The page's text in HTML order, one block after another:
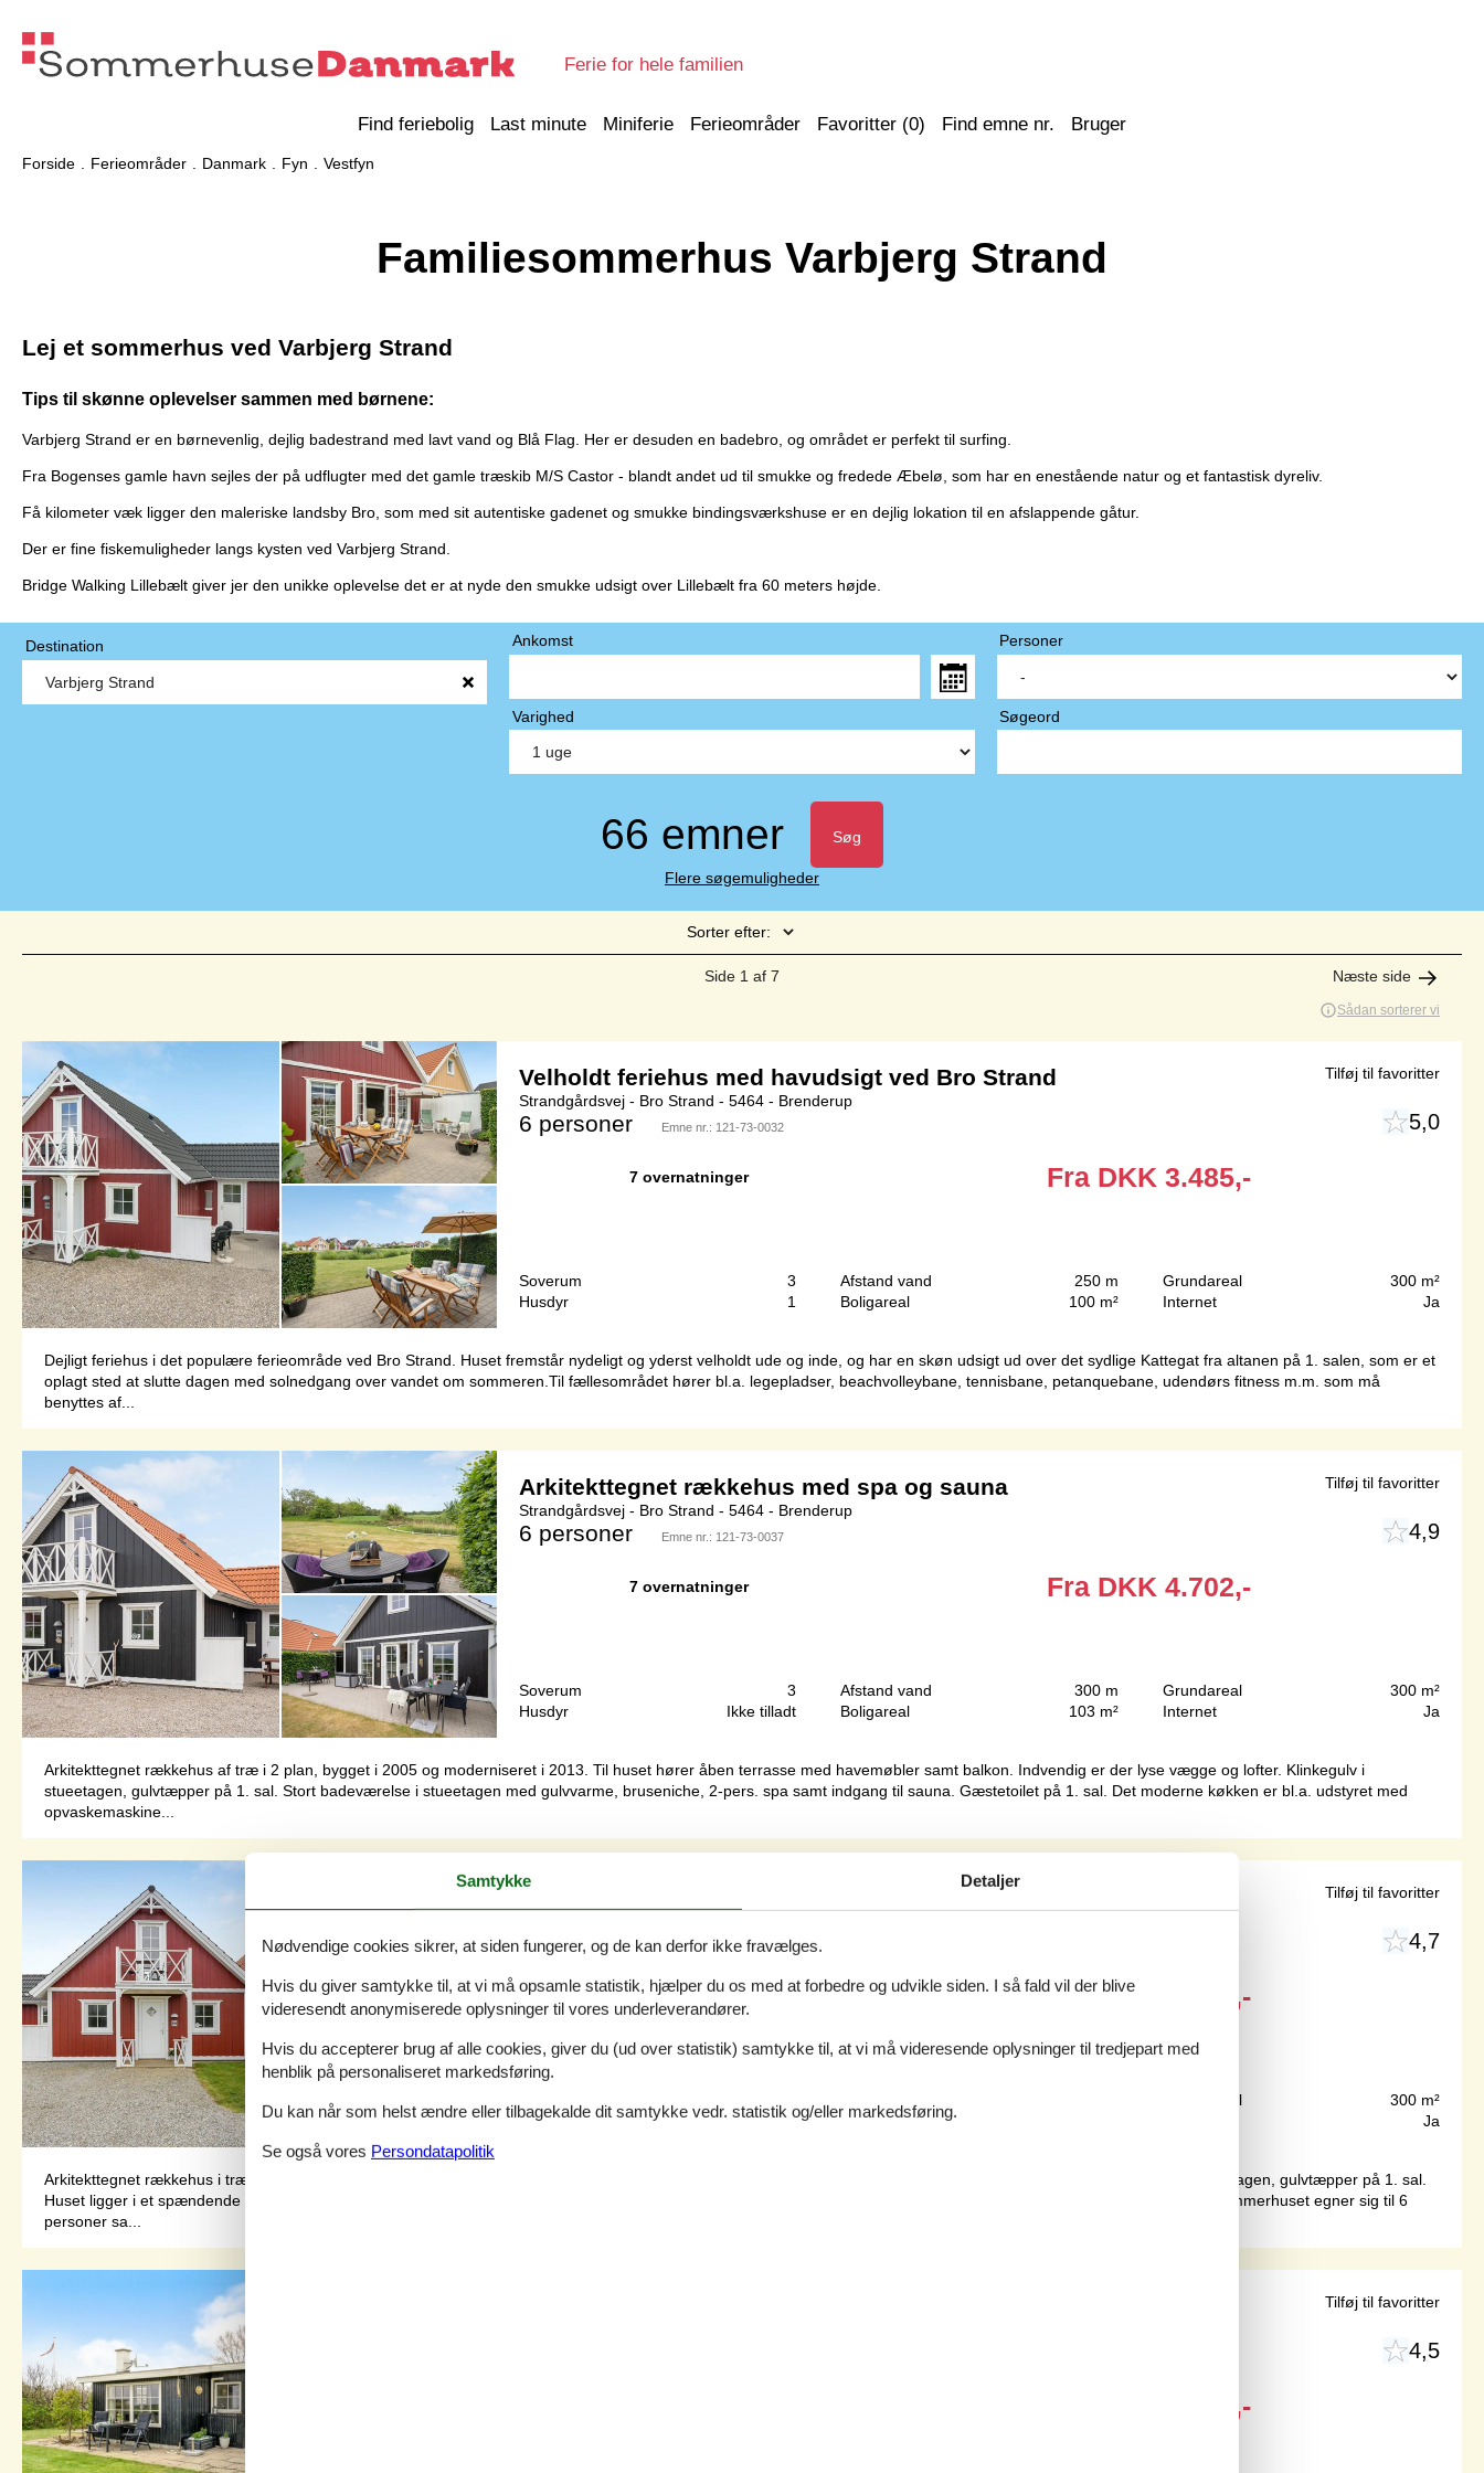
Ferie for hele familien
Find feriebolig Last minute Miniferie Ferieområder Favoritter (0) Find emne nr. Bruger
Forside Ferieområder Danmark Fyn Vestfyn
Familiesommerhus Varbjerg Strand
Lej et sommerhus ved Varbjerg Strand
Tips til skønne oplevelser sammen med børnene:
Varbjerg Strand er en børnevenlig, dejlig badestrand med lavt vand og Blå Flag. Her er desuden en badebro, og området er perfekt til surfing.
Fra Bogenses gamle havn sejles der på udflugter med det gamle træskib M/S Castor - blandt andet ud til smukke og fredede Æbelø, som har en enestående natur og et fantastisk dyreliv.
Få kilometer væk ligger den maleriske landsby Bro, som med sit autentiske gadenet og smukke bindingsværkshuse er en dejlig lokation til en afslappende gåtur.
Der er fine fiskemuligheder langs kysten ved Varbjerg Strand.
Bridge Walking Lillebælt giver jer den unikke oplevelse det er at nyde den smukke udsigt over Lillebælt fra 60 meters højde.
Destination Ankomst
Varighed
Personer
Søgeord
66 emner Søg
Flere søgemuligheder
Sorter efter:
Side 1 af 7 Næste side
Sådan sorterer vi
Velholdt feriehus med havudsigt ved Bro Strand
Strandgårdsvej - Bro Strand - 5464 - Brenderup
6 personer Emne nr.: 121-73-0032 5,0
7 overnatninger Fra DKK 3.485,-
Soverum
3
Husdyr
1
Afstand vand
250 m
Boligareal
100 m²
Grundareal
300 m²
Internet
Ja
Dejligt feriehus i det populære ferieområde ved Bro Strand. Huset fremstår nydeligt og yderst velholdt ude og inde, og har en skøn udsigt ud over det sydlige Kattegat fra altanen på 1. salen, som er et
oplagt sted at slutte dagen med solnedgang over vandet om sommeren.Til fællesområdet hører bl.a. legepladser, beachvolleybane, tennisbane, petanquebane, udendørs fitness m.m. som må
benyttes af...
Tilføj til favoritter
Arkitekttegnet rækkehus med spa og sauna
Strandgårdsvej - Bro Strand - 5464 - Brenderup
6 personer Emne nr.: 121-73-0037 4,9
7 overnatninger Fra DKK 4.702,-
Soverum
3
Husdyr
Ikke tilladt
Afstand vand
300 m
Boligareal
103 m²
Grundareal
300 m²
Internet
Ja
Arkitekttegnet rækkehus af træ i 2 plan, bygget i 2005 og moderniseret i 2013. Til huset hører åben terrasse med havemøbler samt balkon. Indvendig er der lyse vægge og lofter. Klinkegulv i
stueetagen, gulvtæpper på 1. sal. Stort badeværelse i stueetagen med gulvvarme, bruseniche, 2-pers. spa samt indgang til sauna. Gæstetoilet på 1. sal. Det moderne køkken er bl.a. udstyret med
opvaskemaskine...
Tilføj til favoritter
Arkitekttegnet rækkehus med spa og havudsigt
6 personer Emne nr.:121-73-0050 4,7
7 overnatninger Fra DKK 7.771,-
Soverum
Husdyr
1
Afstand vand
Boligareal
Grundareal
300 m²
Ja
Arkitekttegnet rækkehus i træ i 2 etager. Til huset hører en åben terrasse med havemøbler samt balkon på 1. sal med udsigt over vandet og markerne. Klinkegulve i stueetagen, gulvtæpper på 1. sal.
Huset ligger i et spændende sommerhusområde med gode aktivitetsmuligheder, bl.a. fælles legepladser, petanquebane, tennisbane samt beach-volleybane.Indretning Sommerhuset egner sig til 6
personer sa...
Tilføj til favoritter
4,5
4.010,-
Tilføj til favoritter
Samtykke Detaljer
Nødvendige cookies sikrer, at siden fungerer, og de kan derfor ikke fravælges.
Hvis du giver samtykke til, at vi må opsamle statistik, hjælper du os med at forbedre og udvikle siden. I så fald vil der blive
videresendt anonymiserede oplysninger til vores underleverandører.
Hvis du accepterer brug af alle cookies, giver du (ud over statistik) samtykke til, at vi må videresende oplysninger til tredjepart med
henblik på personaliseret markedsføring.
Du kan når som helst ændre eller tilbagekalde dit samtykke vedr. statistik og/eller markedsføring.
Se også vores Persondatapolitik